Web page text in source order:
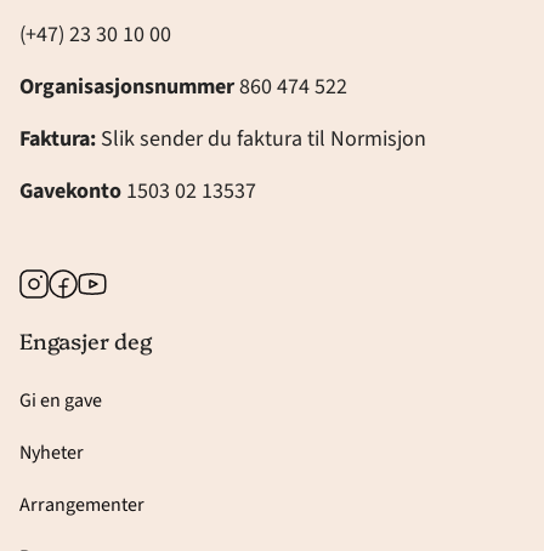
(+47) 23 30 10 00
Organisasjonsnummer860 474 522
Faktura: Slik sender du faktura til Normisjon
Gavekonto 1503 02 13537
Instagram
Facebook
Youtube
Engasjer deg
Gi en gave
Nyheter
Arrangementer